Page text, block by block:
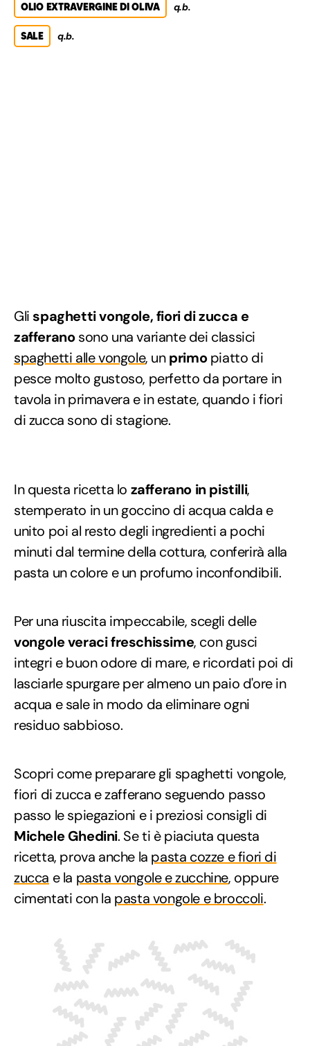
OLIO EXTRAVERGINE DI OLIVA q.b.
SALE q.b.
Gli spaghetti vongole, fiori di zucca e
zafferanosono una variante dei classici
spaghetti alle vongole, unprimopiatto di
pesce molto gustoso, perfetto da portare in
tavola in primavera e in estate, quando i fiori
di zucca sono di stagione.
In questa ricetta lo zafferano in pistilli,
stemperato in un goccino di acqua calda e
unito poi al resto degli ingredienti a pochi
minuti dal termine della cottura, conferirà alla
pasta un colore e un profumo inconfondibili.
Per una riuscita impeccabile, scegli delle
vongole veraci freschissime, con gusci
integri e buon odore di mare, e ricordati poi di
lasciarle spurgare per almeno un paio d'ore in
acqua e sale in modo da eliminare ogni
residuo sabbioso.
Scopri come preparare gli spaghetti vongole,
fiori di zucca e zafferano seguendo passo
passo le spiegazioni e i preziosi consigli di
Michele Ghedini. Se ti è piaciuta questa
ricetta, prova anche la pasta cozze e fiori di
zucca e la pasta vongole e zucchine, oppure
cimentati con la pasta vongole e broccoli.